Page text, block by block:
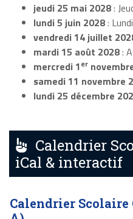
jeudi 25 mai 2028:
lundi 5 juin 2028:
vendredi 14 juillet
mardi 15 août 2028:
mercredi 1er
samedi 11 novembre
lundi 25 décembre
Calendrier
iCal & interactif
Calendrier Scolaire